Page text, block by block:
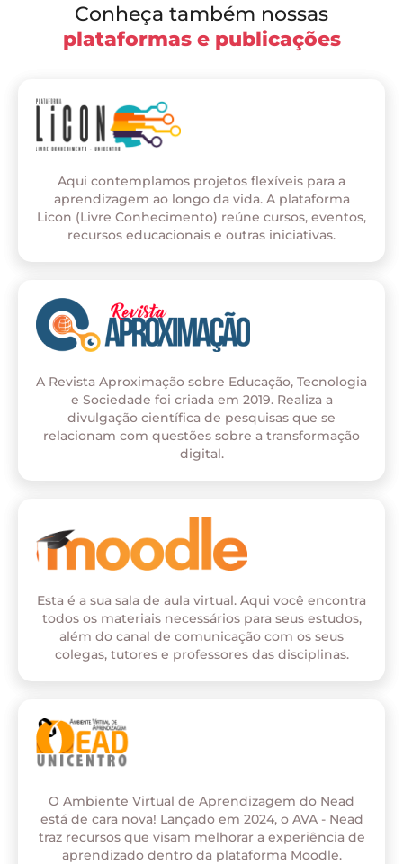
Conheça também nossas
plataformas e publicações
Aqui contemplamos projetos flexíveis para a
aprendizagem ao longo da vida. A plataforma
Licon (Livre Conhecimento) reúne cursos, eventos,
recursos educacionais e outras iniciativas.
A Revista Aproximação sobre Educação, Tecnologia
e Sociedade foi criada em 2019. Realiza a
divulgação científica de pesquisas que se
relacionam com questões sobre a transformação
digital.
Esta é a sua sala de aula virtual. Aqui você encontra
todos os materiais necessários para seus estudos,
além do canal de comunicação com os seus
colegas, tutores e professores das disciplinas.
O Ambiente Virtual de Aprendizagem do Nead
está de cara nova! Lançado em 2024, o AVA - Nead
traz recursos que visam melhorar a experiência de
aprendizado dentro da plataforma Moodle.